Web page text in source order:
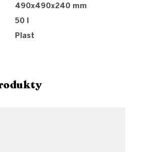
490x490x240 mm
50 l
Plast